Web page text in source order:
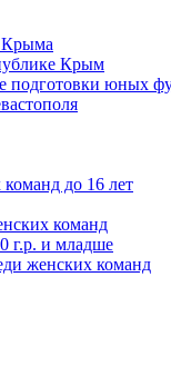
Крым
юных
до 16 лет
команд
г.р. и младше
женских команд